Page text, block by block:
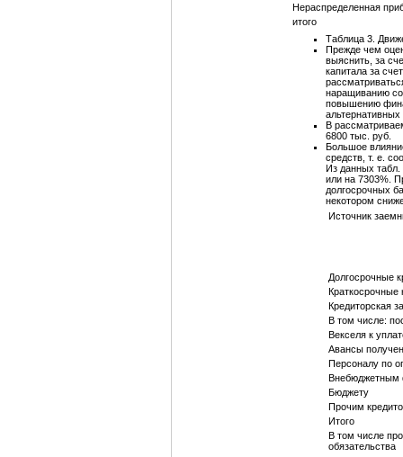
Нераспределенная
итого
Таблица 3.
Прежде чем
выяснить, за
капитала за
наращиванию
повышению
В
6800 тыс. руб.
Большое
средств, т. е.
Из данных табл.
или на 7303%.
долгосрочных
некотором
Источник
Долгосрочные
Краткосрочные
Кредиторская
В том числе:
Векселя к
Авансы
Персоналу по
Внебюджетным
Бюджету
Прочим
Итого
В том числе
обязательства